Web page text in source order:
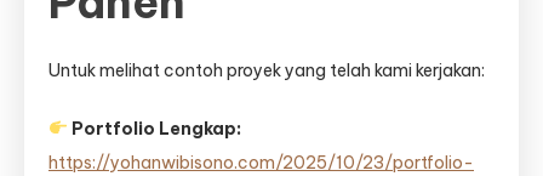
Untuk melihat contoh proyek yang telah kami kerjakan:
Portfolio Lengkap:
https://yohanwibisono.com/2025/10/23/portfolio-